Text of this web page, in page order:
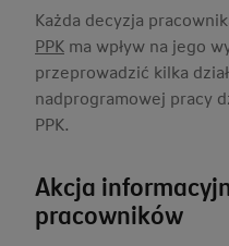
Każda decyzja
PPK ma wpływ na jego
przeprowadzić kilka
nadprogramowej pracy
PPK.
Akcja
pracowników